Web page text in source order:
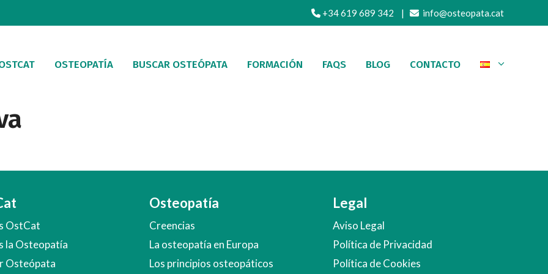
+34 619 689 342 | info@osteopata.cat
OSTEOPATÍA BUSCAR OSTEÓPATA FORMACIÓN FAQS BLOG CONTACTO
OstCat
la Osteopatía
Osteópata
Osteopatía
Creencias
La osteopatía en Europa
Los principios osteopáticos
Legal
Aviso Legal
Política de Privacidad
Política de Cookies